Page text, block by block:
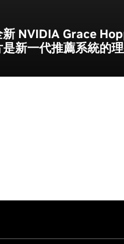
新 NVIDIA Grace
新一代推薦系統的